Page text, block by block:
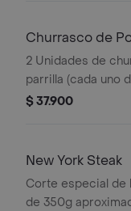
Churrasco de
2 Unidades de
parrilla (cada uno
acompañamientos
$ 37.900
New York Steak
Corte especial de
de 350g